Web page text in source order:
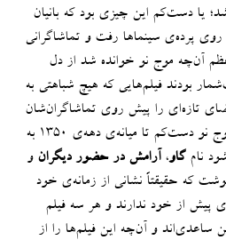
یا دست‌کم این چیزی بود که بانیان
پرده‌ی سینماها رفت و تماشاگرانی
آن‌چه موج نو خوانده شد از دل
بودند فیلم‌هایی که هیچ شباهتی به
تازه‌ای را پیش روی تماشاگران‌شان
می‌گذاشتند و اگر قبول کنیم که موج نو دست‌کم تا میانه‌ی دهه‌ی ۱۳۵۰ به
نام گاو،آرامش در حضور دیگران و
نوشت که حقیقتاً نشانی از زمانه‌ی خود
پیش از خود ندارند و هر سه فیلم
و آن‌چه این فیلم‌ها را از